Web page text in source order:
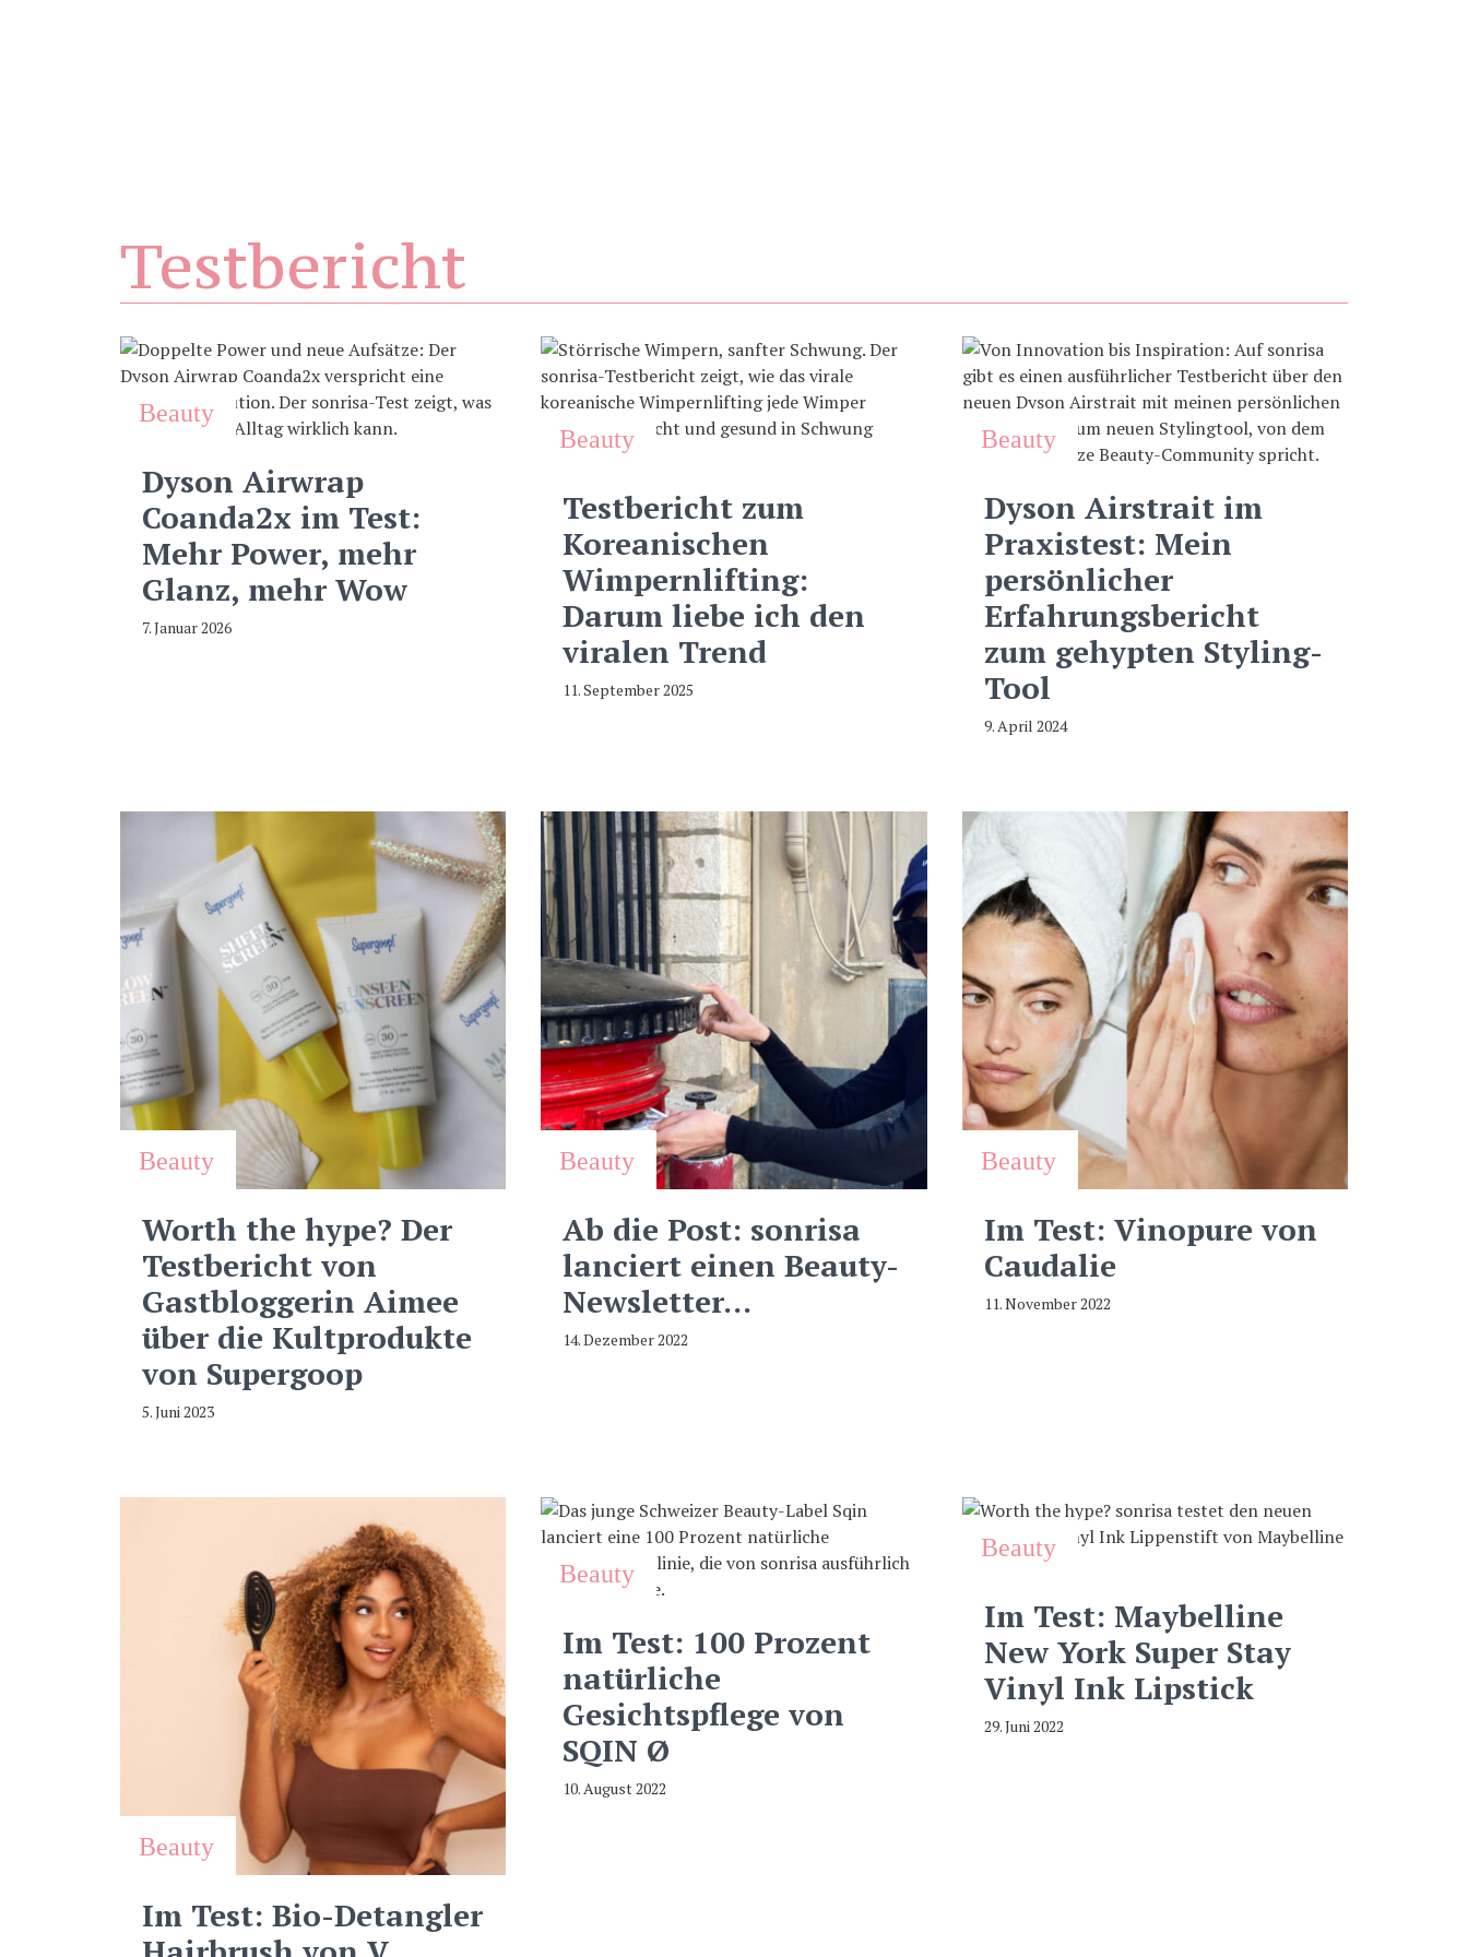
Testbericht
Beauty
Dyson Airwrap
Coanda2x im Test:
Mehr Power, mehr
Glanz, mehr Wow
7. Januar 2026
Beauty
Testbericht zum
Koreanischen
Wimpernlifting:
Darum liebe ich den
viralen Trend
11. September 2025
Beauty
Dyson Airstrait im
Praxistest: Mein
persönlicher
Erfahrungsbericht
zum gehypten Styling-
Tool
9. April 2024
Beauty
Worth the hype? Der
Testbericht von
Gastbloggerin Aimee
über die Kultprodukte
von Supergoop
5. Juni 2023
Beauty
Ab die Post: sonrisa
lanciert einen Beauty-
Newsletter…
14. Dezember 2022
Beauty
Im Test: Vinopure von
Caudalie
11. November 2022
Beauty
Im Test: Bio-Detangler
Beauty
Im Test: 100 Prozent
natürliche
Gesichtspflege von
SQIN Ø
10. August 2022
Beauty
Im Test: Maybelline
New York Super Stay
Vinyl Ink Lipstick
29. Juni 2022